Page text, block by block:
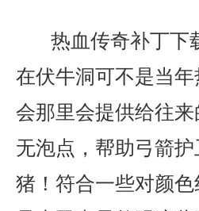
热血传奇补丁
在伏牛洞可不是当
会那里会提供给往
无泡点，帮助弓箭
猪！符合一些对颜